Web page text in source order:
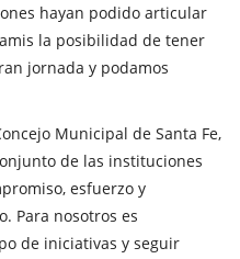
hayan podido articular
la posibilidad de tener
jornada y podamos
Municipal de Santa Fe,
de las instituciones
esfuerzo y
Para nosotros es
de iniciativas y seguir